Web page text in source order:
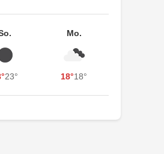
23°
Mo.
18°18°